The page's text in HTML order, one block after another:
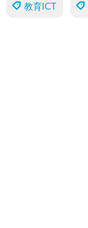
教育ICT